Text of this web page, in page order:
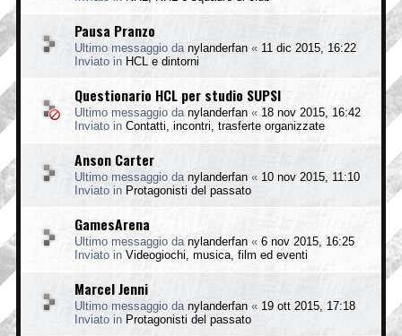
Pausa Pranzo
Ultimo messaggio da nylanderfan « 11 dic 2015, 16:22
Inviato in HCL e dintorni
Questionario HCL per studio SUPSI
Ultimo messaggio da nylanderfan « 18 nov 2015, 16:42
Inviato in Contatti, incontri, trasferte organizzate
Anson Carter
Ultimo messaggio da nylanderfan « 10 nov 2015, 11:10
Inviato in Protagonisti del passato
GamesArena
Ultimo messaggio da nylanderfan « 6 nov 2015, 16:25
Inviato in Videogiochi, musica, film ed eventi
Marcel Jenni
Ultimo messaggio da nylanderfan « 19 ott 2015, 17:18
Inviato in Protagonisti del passato